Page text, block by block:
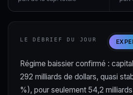
LE DÉBRIEF DU JOUR
Régime baissier confirmé :
292 milliards de dollars, quasi
%), pour seulement 54,2